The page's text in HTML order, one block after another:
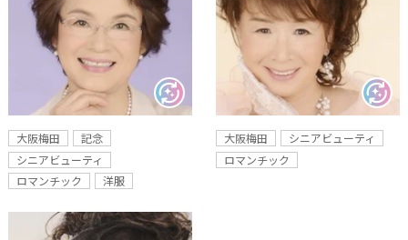
大阪梅田
記念
シニアビューティ
ロマンチック
洋服
大阪梅田
シニアビューティ
ロマンチック